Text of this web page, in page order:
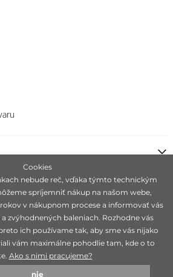
čisto prírodných značiek, ideálne 100%
Cookies
nebude reč, vďaka týmto technickým
spríjemniť nákup na našom webe,
v nákupnom procese a informovať vás
zvýhodnených baleniach. Rozhodne vás
ich používame tak, aby sme vás nijako
vám maximálne pohodlie tam, kde o to
Ako s nimi pracujeme?
nie